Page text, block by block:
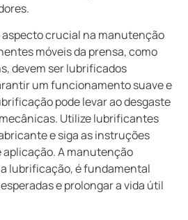
crucial na manutenção
móveis da prensa, como
devem ser lubrificados
um funcionamento suave e
pode levar ao desgaste
Utilize lubrificantes
e siga as instruções
aplicação. A manutenção
lubrificação, é fundamental
e prolongar a vida útil